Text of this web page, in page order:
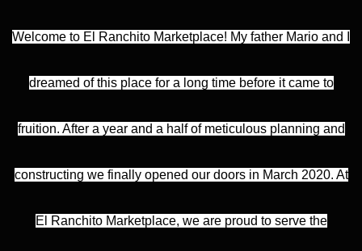
Welcome to El Ranchito Marketplace! My father Mario and I
dreamed of this place for a long time before it came to
fruition. After a year and a half of meticulous planning and
constructing we finally opened our doors in March 2020. At
El Ranchito Marketplace, we are proud to serve the